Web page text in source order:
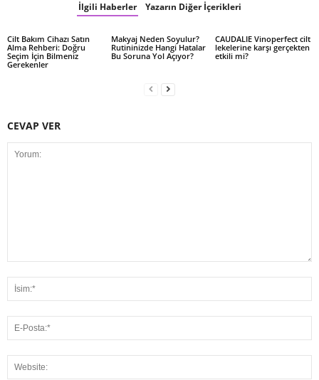
İlgili Haberler Yazarın Diğer İçerikleri
Cilt Bakım Cihazı Satın
Alma Rehberi: Doğru
Seçim İçin Bilmeniz
Gerekenler
Makyaj Neden Soyulur?
Rutininizde Hangi Hatalar
Bu Soruna Yol Açıyor?
CAUDALIE Vinoperfect cilt
lekelerine karşı gerçekten
etkili mi?
CEVAP VER